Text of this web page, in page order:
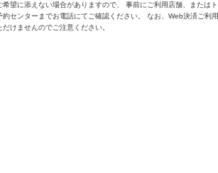
希望に添えない場合がありますので、 事前にご利用店舗、または
約センターまでお電話にてご確認ください。 なお、Web決済ご利
だけませんのでご注意ください。